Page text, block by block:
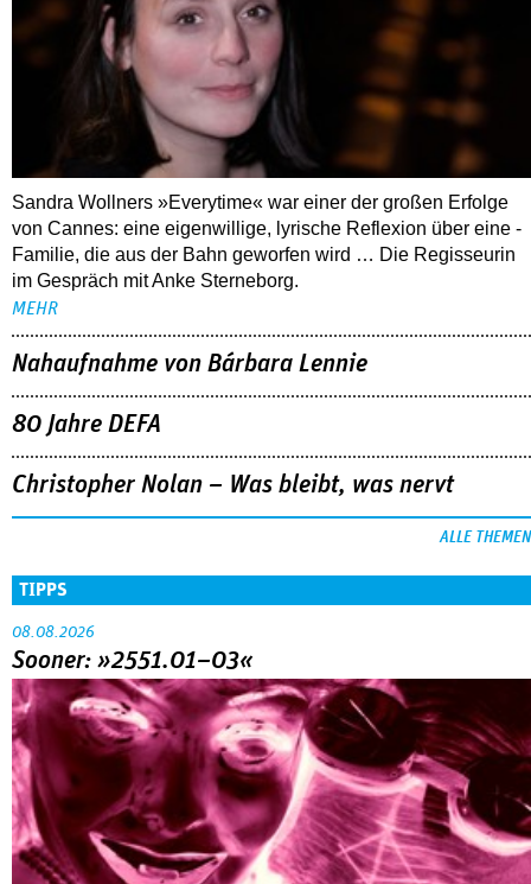
Sandra Wollners »Everytime« war einer der großen Erfolge
von Cannes: eine eigenwillige, lyrische Reflexion über eine ­
Familie, die aus der Bahn geworfen wird … Die Regisseurin
im Gespräch mit Anke Sterneborg.
MEHR
Nahaufnahme von Bárbara Lennie
80 Jahre DEFA
Christopher Nolan – Was bleibt, was nervt
ALLE THEMEN
TIPPS
08.08.2026
Sooner: »2551.01–03«